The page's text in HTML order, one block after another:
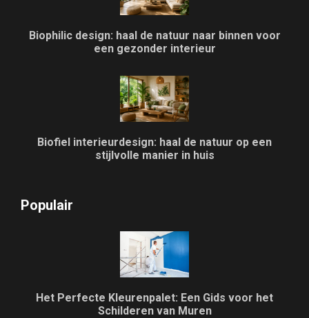
Biophilic design: haal de natuur naar binnen voor
een gezonder interieur
Biofiel interieurdesign: haal de natuur op een
stijlvolle manier in huis
Populair
Het Perfecte Kleurenpalet: Een Gids voor het
Schilderen van Muren